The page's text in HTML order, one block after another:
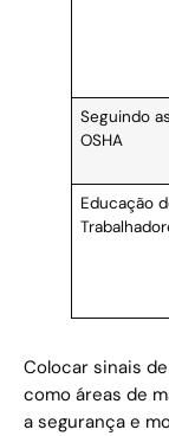
Seguindo
OSHA
Educação
Colocar sinais
como áreas de
a segurança e